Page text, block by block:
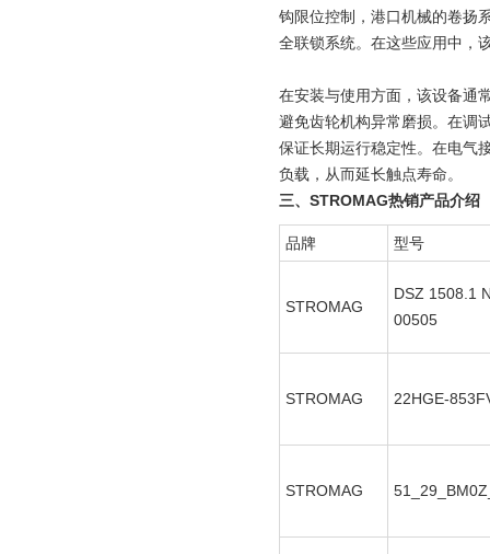
钩限位控制，港口机械的卷扬
全联锁系统。在这些应用中，
在安装与使用方面，该设备通
避免齿轮机构异常磨损。在调
保证长期运行稳定性。在电气
负载，从而延长触点寿命。
三、STROMAG热销产品介绍
品牌 型号
STROMAG
DSZ 1508.1
00505
STROMAG 22HGE-
STROMAG